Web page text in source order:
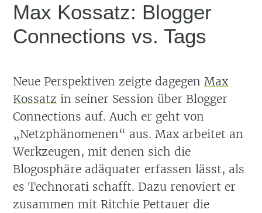
Max Kossatz: Blogger
Connections vs. Tags
Neue Perspektiven zeigte dagegenMax
Kossatz in seiner Session über Blogger
Connections auf. Auch er geht von
Netzphänomenen
aus. Max arbeitet an
Werkzeugen, mit denen sich die
Blogosphäre adäquater erfassen lässt, als
es Technorati schafft. Dazu renoviert er
zusammen mit Ritchie Pettauer die